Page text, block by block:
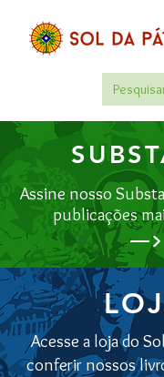
Assine nosso
publicações
—>
Acesse a loja do
conferir nossos